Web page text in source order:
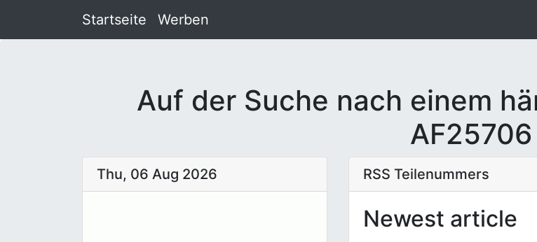
Startseite Werben
Auf der Suche nach einem
AF25706
Thu, 06 Aug 2026 RSS Teilenummers
Newest article